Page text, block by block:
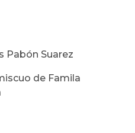
Pabón Suarez
de Famila